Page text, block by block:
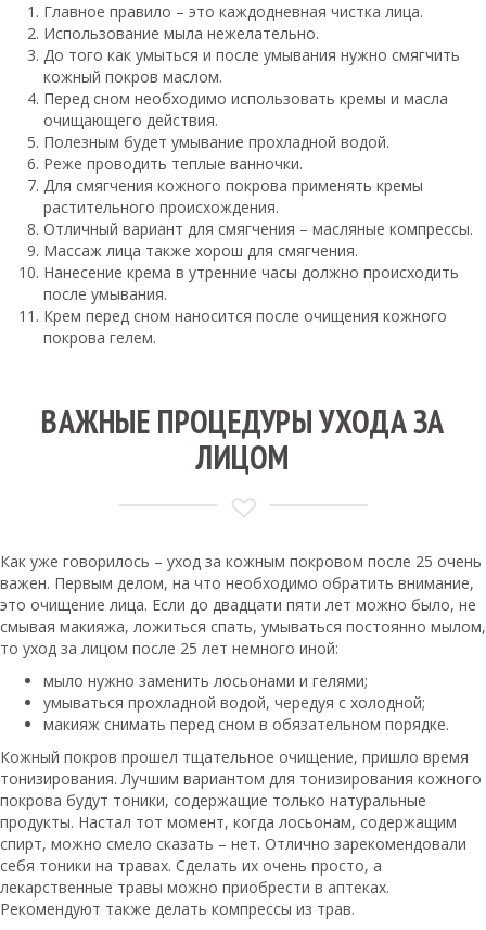
Главное правило – это каждодневная чистка лица.
Использование мыла нежелательно.
До того как умыться и после умывания нужно смягчить
кожный покров маслом.
Перед сном необходимо использовать кремы и масла
очищающего действия.
Полезным будет умывание прохладной водой.
Реже проводить теплые ванночки.
Для смягчения кожного покрова применять кремы
растительного происхождения.
Отличный вариант для смягчения – масляные компрессы.
Массаж лица также хорош для смягчения.
Нанесение крема в утренние часы должно происходить
после умывания.
Крем перед сном наносится после очищения кожного
покрова гелем.
ВАЖНЫЕ ПРОЦЕДУРЫ УХОДА ЗА
ЛИЦОМ
Как уже говорилось – уход за кожным покровом после 25 очень
важен. Первым делом, на что необходимо обратить внимание,
это очищение лица. Если до двадцати пяти лет можно было, не
смывая макияжа, ложиться спать, умываться постоянно мылом,
то уход за лицом после 25 лет немного иной:
мыло нужно заменить лосьонами и гелями;
умываться прохладной водой, чередуя с холодной;
макияж снимать перед сном в обязательном порядке.
Кожный покров прошел тщательное очищение, пришло время
тонизирования. Лучшим вариантом для тонизирования кожного
покрова будут тоники, содержащие только натуральные
продукты. Настал тот момент, когда лосьонам, содержащим
спирт, можно смело сказать – нет. Отлично зарекомендовали
себя тоники на травах. Сделать их очень просто, а
лекарственные травы можно приобрести в аптеках.
Рекомендуют также делать компрессы из трав.